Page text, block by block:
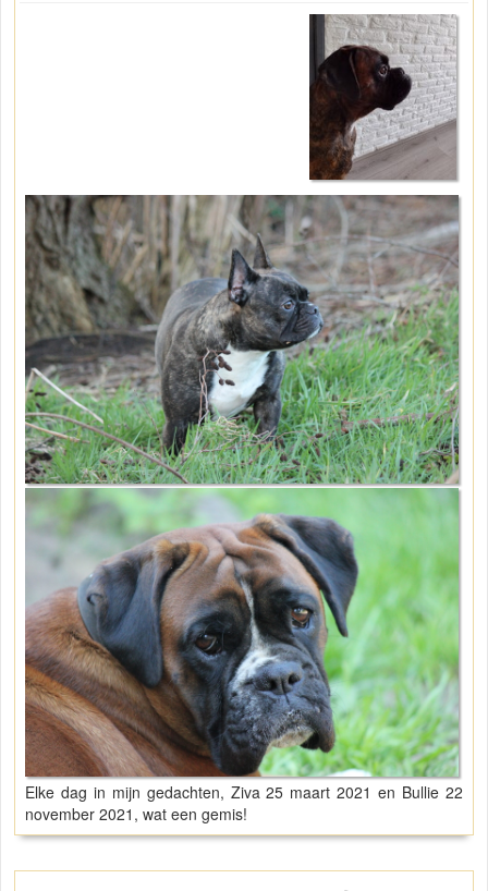
Elke dag in mijn gedachten, Ziva 25 maart 2021 en Bullie 22
november 2021, wat een gemis!